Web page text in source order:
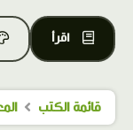
اقرأ
قائمة الكتب